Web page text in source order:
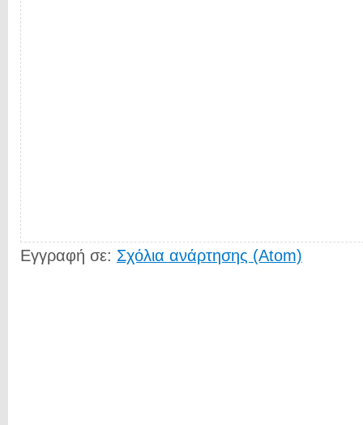
Εγγραφή σε: Σχόλια ανάρτησης (Atom)